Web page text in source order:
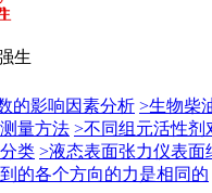
生
的影响因素分析 >生物柴
量方法 >不同组元活性剂
类 >液态表面张力仪表
的各个方向的力是相同的